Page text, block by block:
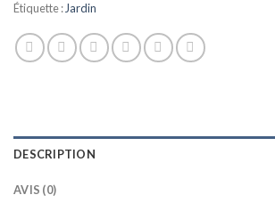
Étiquette :Jardin
DESCRIPTION
AVIS (0)